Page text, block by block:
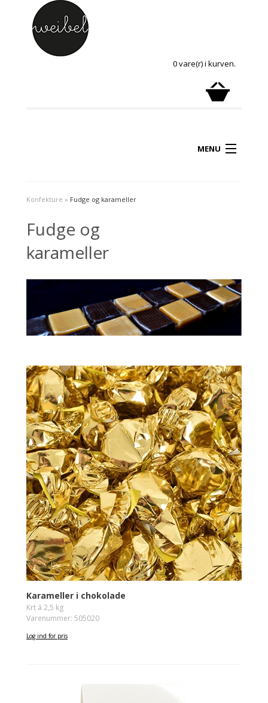
0 vare(r) i kurven.
MENU
Konfekture » Fudge og karameller
Fudge og
karameller
Karameller i chokolade
Krt á 2,5 kg
Varenummer: 505020
Log ind for pris